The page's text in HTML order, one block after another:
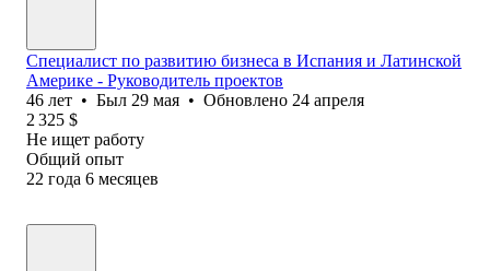
Специалист по развитию бизнеса в Испания и Латинской
Америке - Руководитель проектов
46 лет • Был 29 мая • Обновлено 24 апреля
2 325 $
Не ищет работу
Общий опыт
22 года 6 месяцев